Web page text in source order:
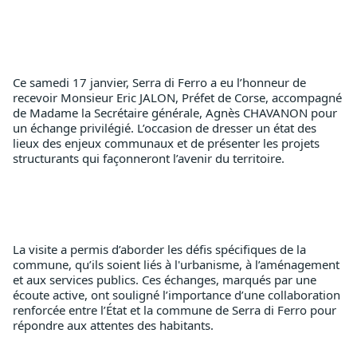
Ce samedi 17 janvier, Serra di Ferro a eu l’honneur de
recevoir Monsieur Eric JALON, Préfet de Corse, accompagné
de Madame la Secrétaire générale, Agnès CHAVANON pour
un échange privilégié. L’occasion de dresser un état des
lieux des enjeux communaux et de présenter les projets
structurants qui façonneront l’avenir du territoire.
La visite a permis d’aborder les défis spécifiques de la
commune, qu’ils soient liés à l'urbanisme, à l’aménagement
et aux services publics. Ces échanges, marqués par une
écoute active, ont souligné l’importance d’une collaboration
renforcée entre l’État et la commune de Serra di Ferro pour
répondre aux attentes des habitants.